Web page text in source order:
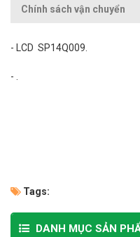
Chính sách vận chuyển
- LCD SP14Q009.
- .
Tags:
DANH MỤC SẢN